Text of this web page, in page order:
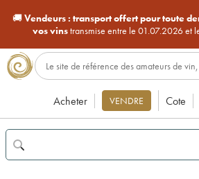
🚚Vendeurs : transport offert pour toute
vos vinstransmise entre le 01.07.2026 et
Acheter VENDRE Cote